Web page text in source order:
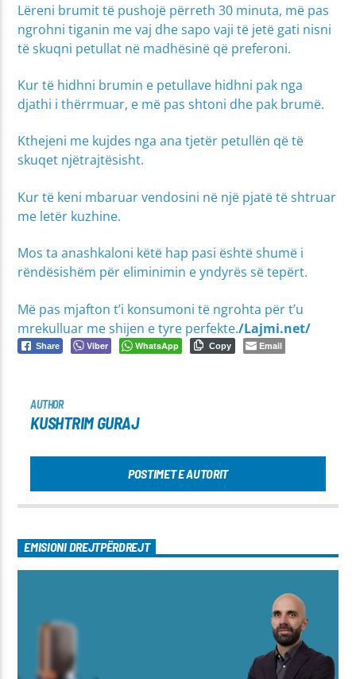
Lëreni brumit të pushojë përreth 30 minuta, më pas
ngrohni tiganin me vaj dhe sapo vaji të jetë gati nisni
të skuqni petullat në madhësinë që preferoni.
Kur të hidhni brumin e petullave hidhni pak nga
djathi i thërrmuar, e më pas shtoni dhe pak brumë.
Kthejeni me kujdes nga ana tjetër petullën që të
skuqet njëtrajtësisht.
Kur të keni mbaruar vendosini në një pjatë të shtruar
me letër kuzhine.
Mos ta anashkaloni këtë hap pasi është shumë i
rëndësishëm për eliminimin e yndyrës së tepërt.
Më pas mjafton t’i konsumoni të ngrohta për t’u
mrekulluar me shijen e tyre perfekte./Lajmi.net/
Share Viber WhatsApp Copy Email
AUTHOR
KUSHTRIM GURAJ
POSTIMET E AUTORIT
EMISIONI DREJTPËRDREJT